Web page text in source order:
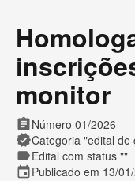
monitor
assignmentNúmero 01/2026
verifiedCategoria "edital de
labelEdital com status ""
eventPublicado em 13/